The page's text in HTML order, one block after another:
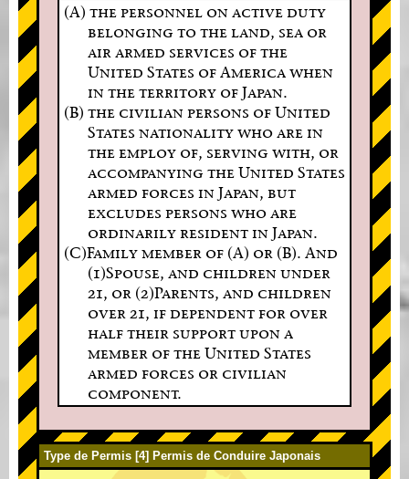
(A) the personnel on active duty
belonging to the land, sea or
air armed services of the
United States of America when
in the territory of Japan.
(B) the civilian persons of United
States nationality who are in
the employ of, serving with, or
accompanying the United States
armed forces in Japan, but
excludes persons who are
ordinarily resident in Japan.
(C)Family member of (A) or (B). And
(1)Spouse, and children under
21, or (2)Parents, and children
over 21, if dependent for over
half their support upon a
member of the United States
armed forces or civilian
component.
Type de Permis [4] Permis de Conduire Japonais